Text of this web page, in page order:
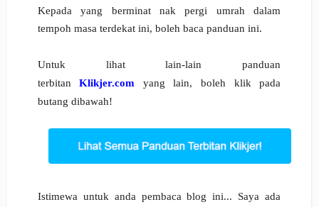
Kepada yang berminat nak pergi umrah dalam
tempoh masa terdekat ini, boleh baca panduan ini.
Untuk lihat lain-lain panduan
terbitanKlikjer.com yang lain, boleh klik pada
butang dibawah!
Istimewa untuk anda pembaca blog ini... Saya ada